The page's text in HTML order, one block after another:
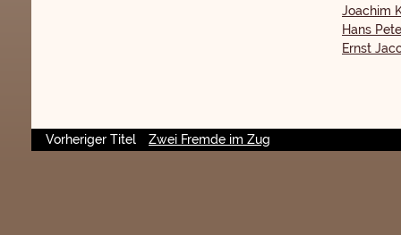
Joachim
Hans
Ernst
Vorheriger Titel Zwei Fremde im Zug